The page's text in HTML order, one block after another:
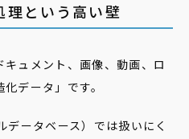
という高い壁
ュメント、画像、動画、ロ
データ」です。
ータベース）では扱いにく